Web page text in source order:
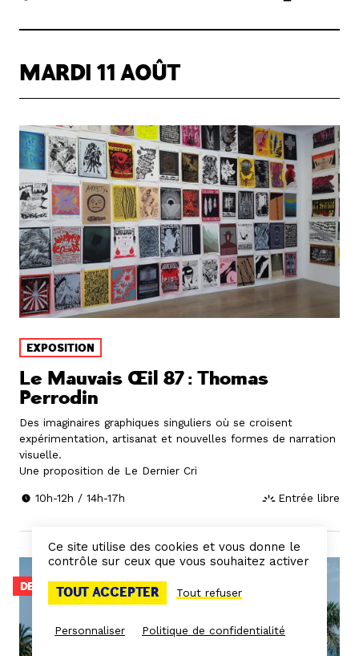
MARDI 11 AOÛT
EXPOSITION
Le Mauvais Œil 87 : Thomas
Perrodin
Des imaginaires graphiques singuliers où se croisent
expérimentation, artisanat et nouvelles formes de narration
visuelle.
Une proposition de Le Dernier Cri
10h-12h / 14h-17h Entrée libre
DERNIERS JOURS
Ce site utilise des cookies et vous donne le
contrôle sur ceux que vous souhaitez activer
TOUT ACCEPTER Tout refuser
Personnaliser Politique de confidentialité